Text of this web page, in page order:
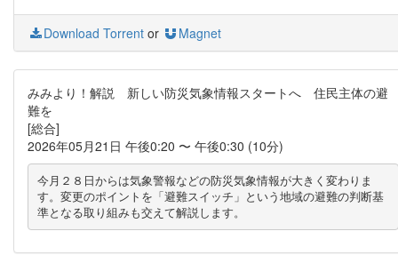
Download Torrent or Magnet
みみより！解説 新しい防災気象情報スタートへ 住民主体の避
難を
[総合]
2026年05月21日 午後0:20 〜 午後0:30 (10分)
今月２８日からは気象警報などの防災気象情報が大きく変わりま
す。変更のポイントを「避難スイッチ」という地域の避難の判断基
準となる取り組みも交えて解説します。